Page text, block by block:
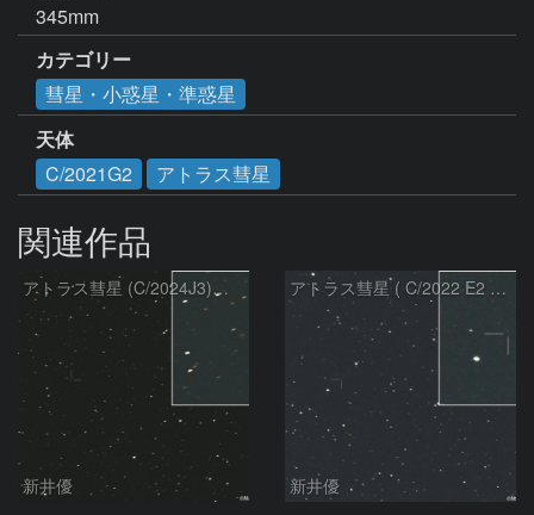
345mm
カテゴリー
彗星・小惑星・準惑星
天体
C/2021G2
アトラス彗星
関連作品
アトラス彗星 (C/2024J3)：2026/08/05
新井優
アトラス彗星 ( C/2022 E2 )：2026/07/27
新井優